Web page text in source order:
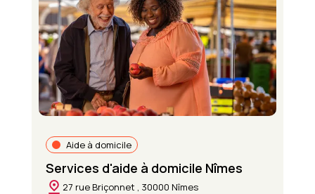
Aide à domicile
Services d'aide à domicile Nîmes
27 rue Briçonnet , 30000 Nîmes